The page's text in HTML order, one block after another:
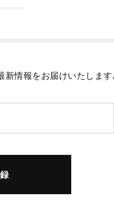
新情報をお届けいたします